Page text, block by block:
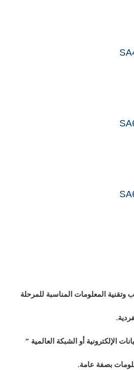
المعلومات المناسبة للمرحلة
الإلكترونية أو الشبكة العالمية ”